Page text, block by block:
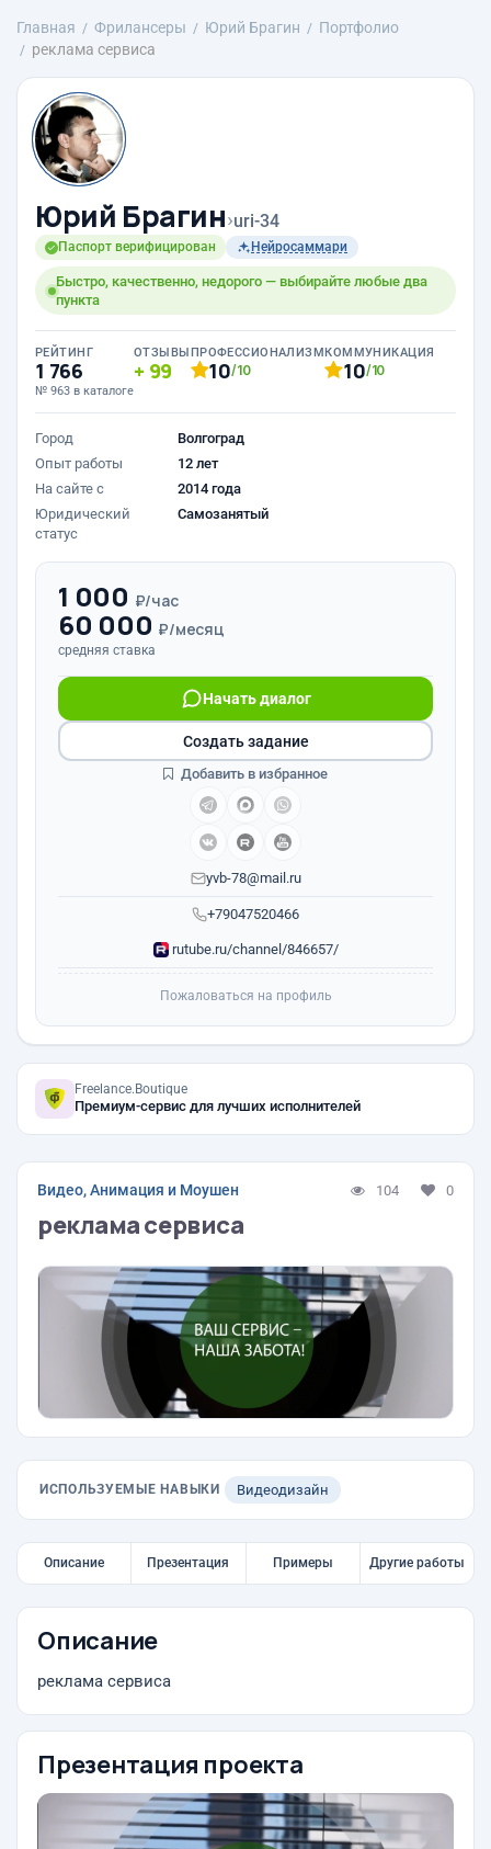
Главная Фрилансеры Юрий Брагин
Портфолио
реклама сервиса
Юрий Брагин›uri-34
Паспорт верифицирован Нейросаммари
Быстро, качественно, недорого — выбирайте любые два
пункта
РЕЙТИНГ
1 766
№ 963 в каталоге
ОТЗЫВЫ
99
ПРОФЕССИОНАЛИЗМ
10/10
КОММУНИКАЦИЯ
10/10
Город
Волгоград
Опыт работы
12 лет
На сайте с
2014 года
Юридический
статус
Самозанятый
1 000 ₽/час
60 000 ₽/месяц
средняя ставка
+79047520466
Начать диалог
yvb-78@mail.ru
rutube.ru/channel/846657/
Создать задание
Добавить в избранное
Пожаловаться на профиль
Freelance.Boutique
Премиум-сервис для лучших исполнителей
Видео, Анимация и Моушен 104 0
реклама сервиса
ИСПОЛЬЗУЕМЫЕ НАВЫКИ Видеодизайн
Описание Презентация Примеры Другие работы
Описание
реклама сервиса
Презентация проекта